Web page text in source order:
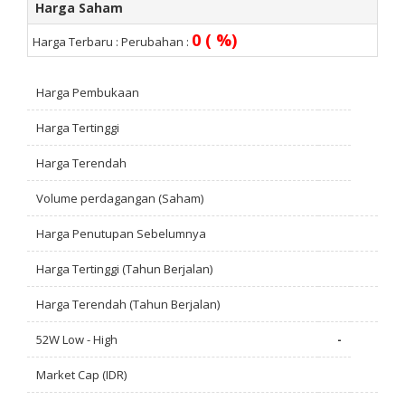
Harga Saham
Harga Terbaru : Perubahan : 0 ( %)
Harga Pembukaan
Harga Tertinggi
Harga Terendah
Volume perdagangan (Saham)
Harga Penutupan Sebelumnya
Harga Tertinggi (Tahun Berjalan)
Harga Terendah (Tahun Berjalan)
52W Low - High -
Market Cap (IDR)